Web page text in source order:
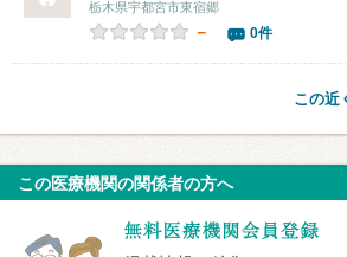
栃木県宇都宮市東宿郷
－ 0件
この近
この医療機関の関係者の方へ